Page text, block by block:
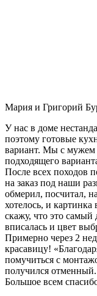
Мария и Григорий
У нас в доме
поэтому готовые
вариант. Мы с мужем
подходящего
После всех походов
на заказ под наши
обмерил, посчитал,
хотелось, и
скажу, что это
вписалась и цвет
Примерно через 2
красавицу!
помучиться с
получился отменный.
Большое всем